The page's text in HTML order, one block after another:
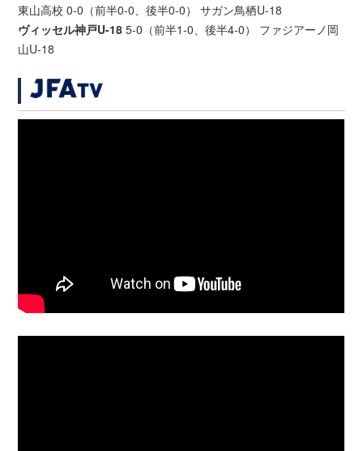
東山高校 0-0（前半0-0、後半0-0） サガン鳥栖U-18
ヴィッセル神戸U-18 5-0（前半1-0、後半4-0） ファジアーノ岡
山U-18